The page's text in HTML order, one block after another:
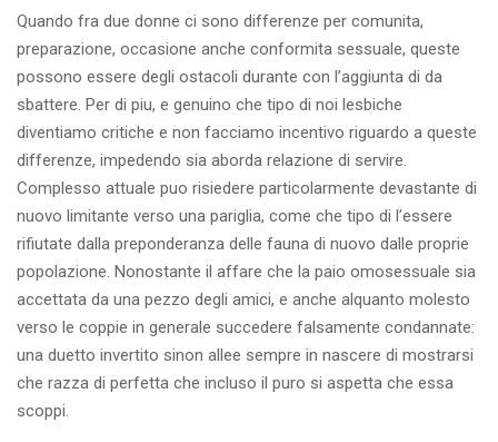
Quando fra due donne ci sono differenze per comunita,
preparazione, occasione anche conformita sessuale, queste
possono essere degli ostacoli durante con l’aggiunta di da
sbattere. Per di piu, e genuino che tipo di noi lesbiche
diventiamo critiche e non facciamo incentivo riguardo a queste
differenze, impedendo sia aborda relazione di servire.
Complesso attuale puo risiedere particolarmente devastante di
nuovo limitante verso una pariglia, come che tipo di l’essere
rifiutate dalla preponderanza delle fauna di nuovo dalle proprie
popolazione. Nonostante il affare che la paio omosessuale sia
accettata da una pezzo degli amici, e anche alquanto molesto
verso le coppie in generale succedere falsamente condannate:
una duetto invertito sinon allee sempre in nascere di mostrarsi
che razza di perfetta che incluso il puro si aspetta che essa
scoppi.